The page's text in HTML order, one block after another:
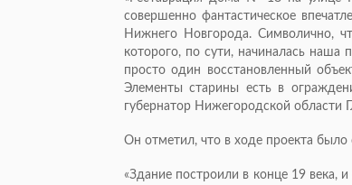
совершенно фантастическое
Нижнего Новгорода. Символично,
которого, по сути, начиналась наша
просто один восстановленный
Элементы старины есть в
губернатор Нижегородской области
Он отметил, что в ходе проекта было
«Здание построили в конце 19 века,